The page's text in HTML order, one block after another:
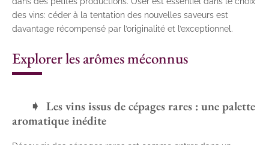
des vins: céder à la tentation des nouvelles saveurs est
davantage récompensé par l’originalité et l’exceptionnel.
Explorer les arômes méconnus
Les vins issus de cépages rares : une palette
aromatique inédite